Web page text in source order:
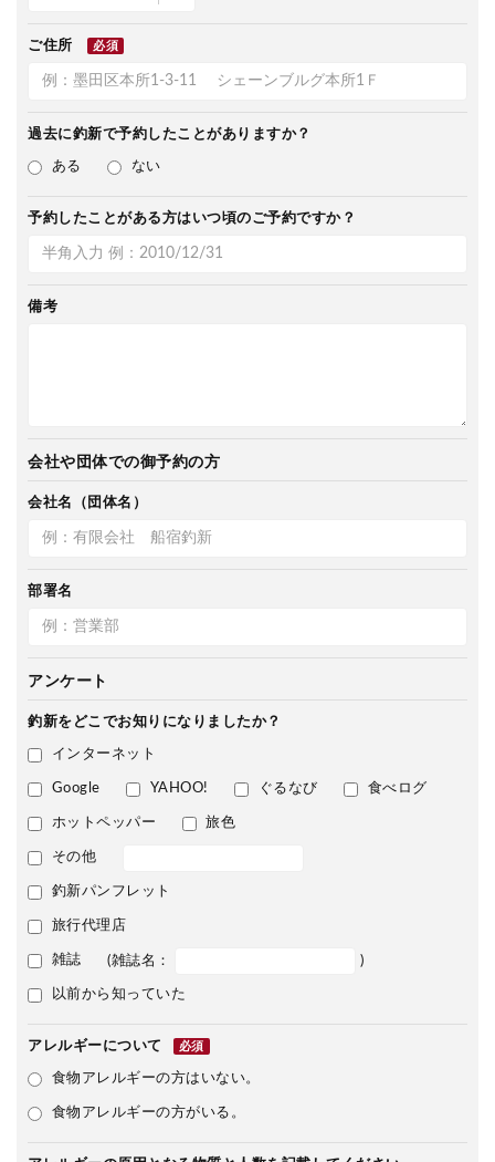
ご住所 必須
過去に釣新で予約したことがありますか？
ある ない
予約したことがある方はいつ頃のご予約ですか？
備考
会社や団体での御予約の方
会社名（団体名）
部署名
アンケート
釣新をどこでお知りになりましたか？
インターネット
Google YAHOO! ぐるなび 食べログ
ホットペッパー 旅色
その他
釣新パンフレット
旅行代理店
雑誌 (雑誌名： )
以前から知っていた
アレルギーについて 必須
食物アレルギーの方はいない。
食物アレルギーの方がいる。